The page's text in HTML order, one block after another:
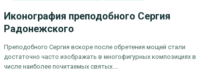
Иконография преподобного Сергия
Радонежского
Преподобного Сергия вскоре после обретения мощей стали
достаточно часто изображать в многофигурных композициях в
числе наиболее почитаемых святых.…